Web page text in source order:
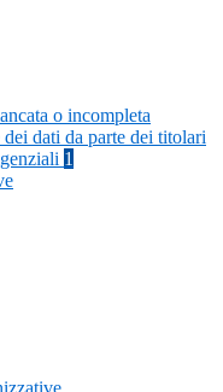
o incompleta
dati da parte dei titolari
1